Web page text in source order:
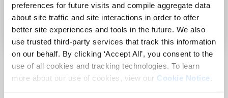
preferences for future visits and compile aggregate data
about site traffic and site interactions in order to offer
better site experiences and tools in the future. We also
use trusted third-party services that track this information
on our behalf. By clicking ‘Accept All’, you consent to the
use of all cookies and tracking technologies. To learn
more about our use of cookies, view our Cookie Notice
Pinny Frieder
Director of eCommerce, Culinary Depot